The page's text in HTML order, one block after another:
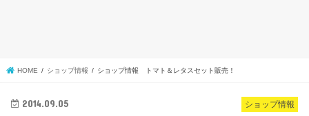
HOME ショップ情報 ショップ情報 トマト＆レタスセット販売！
ショップ情報
2014.09.05